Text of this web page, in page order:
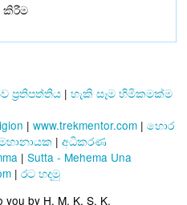
කිරීම
ප්‍රතිපත්තිය | හැකි සෑම හිමිකමක්ම
| www.trekmentor.com | හොර
| අධිකරණ
| Sutta - Mehema Una
| රට හදමු
you by H. M. K. S. K.